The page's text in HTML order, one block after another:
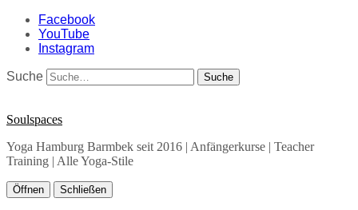
Facebook
YouTube
Instagram
Suche
Soulspaces
Yoga Hamburg Barmbek seit 2016 | Anfängerkurse | Teacher
Training | Alle Yoga-Stile
Öffnen Schließen